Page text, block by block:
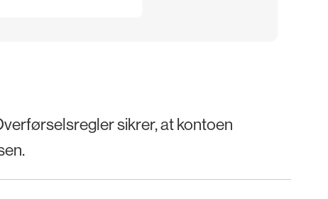
sikrer, at kontoen